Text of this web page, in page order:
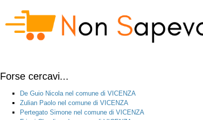
Forse cercavi...
De Guio Nicola nel comune di VICENZA
Zulian Paolo nel comune di VICENZA
Pertegato Simone nel comune di VICENZA